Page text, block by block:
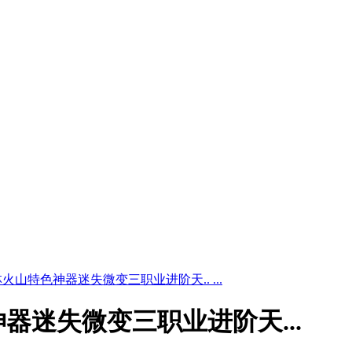
山特色神器迷失微变三职业进阶天.. ...
迷失微变三职业进阶天...